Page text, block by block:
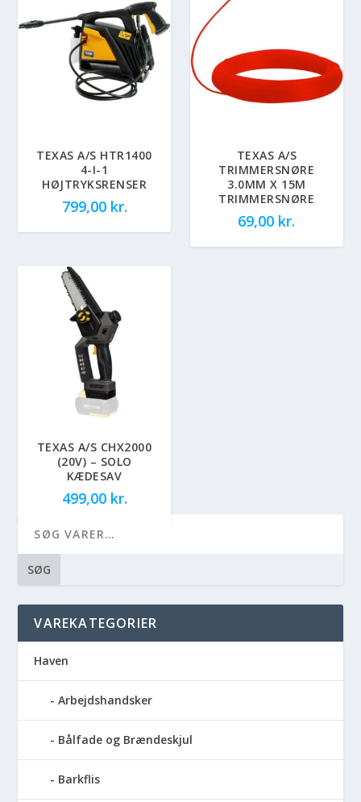
TEXAS A/S HTR1400
4-I-1
HØJTRYKSRENSER
799,00 kr.
TEXAS A/S
TRIMMERSNØRE
3.0MM X 15M
TRIMMERSNØRE
69,00 kr.
TEXAS A/S CHX2000
(20V) – SOLO
KÆDESAV
499,00 kr.
SØG
VAREKATEGORIER
Haven
Arbejdshandsker
Bålfade og Brændeskjul
Barkflis